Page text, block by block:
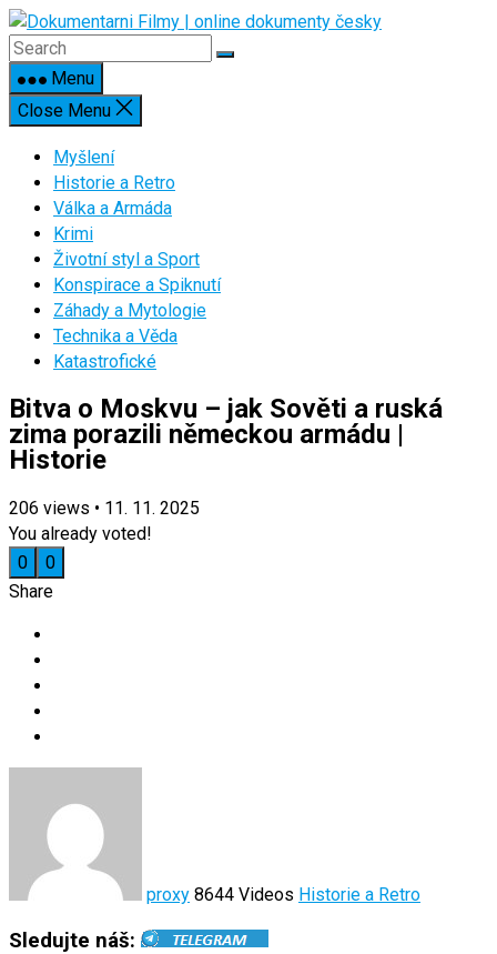
Skip
to
contentMenu
Close Menu
Myšlení
Historie a Retro
Válka a Armáda
Krimi
Životní styl a Sport
Konspirace a Spiknutí
Záhady a Mytologie
Technika a Věda
Katastrofické
Bitva o Moskvu – jak Sověti a ruská
zima porazili německou armádu |
Historie
206 views • 11. 11. 2025
You already voted!
0
0
Share
proxy 8644 Videos Historie a Retro
Sledujte náš: